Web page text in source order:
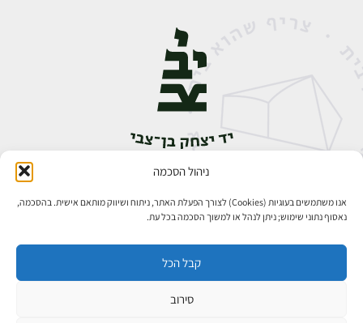
ניהול הסכמה
אנו משתמשים בעוגיות (Cookies) לצורך הפעלת האתר, ניתוח ושיווק מותאם אישית. בהסכמה,
נאסוף נתוני שימוש; ניתן לנהל או למשוך הסכמה בכל עת.
קבל הכל
סירוב
אבן גבירול 14, רחביה, ירושלים